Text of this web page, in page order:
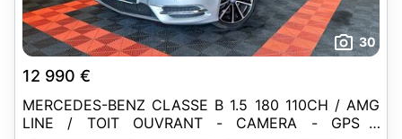
30
12 990 €
MERCEDES-BENZ CLASSE B 1.5 180 110CH / AMG
LINE / TOIT OUVRANT - CAMERA - GPS -